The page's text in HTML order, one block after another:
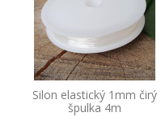
Silon elastický 1mm čirý
špulka 4m